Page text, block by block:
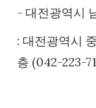
- 대전광역시
: 대전광역시
층 (042-223-